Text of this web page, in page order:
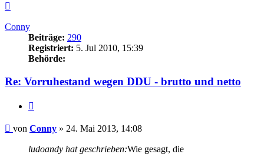
Conny
Beiträge: 290
Registriert: 5. Jul 2010, 15:39
Behörde:
Re: Vorruhestand wegen DDU - brutto und netto
Beitrag
von Conny » 24. Mai 2013, 14:08
ludoandy hat geschrieben:Wie gesagt, die